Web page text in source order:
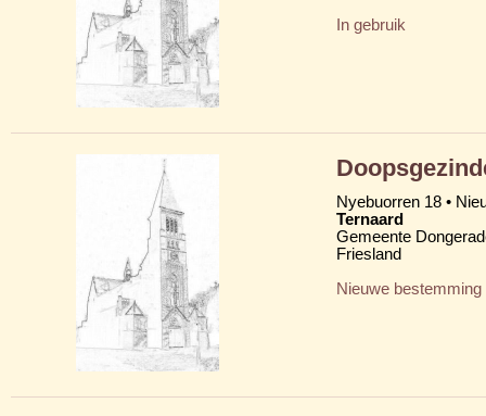
In gebruik
Nyebuorren 18 •
Ternaard
Gemeente
Friesland
Nieuwe bestemming